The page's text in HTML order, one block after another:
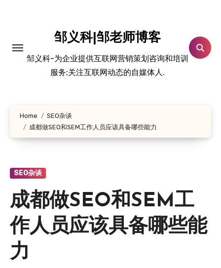
邹义科|邹老师博客
邹义科-为企业提供互联网营销策划咨询和培训
服务;关注互联网动态的自媒体人.
Home
SEO杂谈
成都做SEO和SEM工作人员应该具备哪些能力
SEO杂谈
成都做SEO和SEM工
作人员应该具备哪些能
力